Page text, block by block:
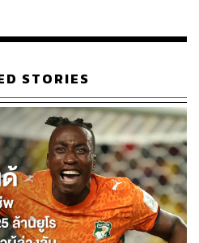
STORIES